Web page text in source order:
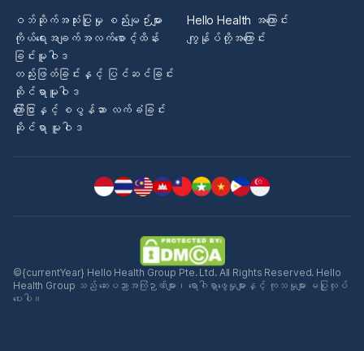
ဝဘ်ဆိုက်အသုံးပြုမှု စည်းမျဉ်းများ
ကိုယ်ရေးအချက်အလက်စောင့်ထိန်း
ခြင်းမူဝါဒ
တည်းဖြတ်ခြင်းနှင့် ပြင်ဆင်ခြင်း
ဆိုင်ရာမူဝါဒ
ကြော်ငြာနှင့် စပွန်ဆာ လက်ခံခြင်း
ဆိုင်ရာ မူဝါဒ
Hello Health အကြောင်း
ကျွန်ုပ်တို့အကြောင်း
©{currentYear} Hello Health Group Pte. Ltd. All Rights Reserved. Hello
Health Group သည် ဆေးပညာအကြံဉာဏ်များ၊ ရောဂါရှာဖွေမှုများနှင့် ကုသမှုများ မပြုလုပ်
ပေးပါ။